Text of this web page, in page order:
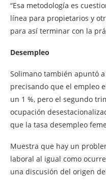
“Esa metodología es
línea para propietarios y
para así terminar con la
Desempleo
Solimano también apuntó
precisando que el empleo
un 1 %, pero el segundo
ocupación
que la tasa desempleo
Muestra que hay un
laboral al igual como
una discusión del origen